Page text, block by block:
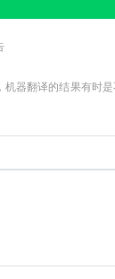
器翻译的结果有时